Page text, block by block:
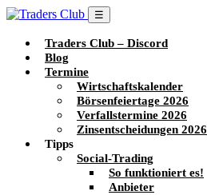
☰
Traders Club – Discord
Blog
Termine
Wirtschaftskalender
Börsenfeiertage 2026
Verfallstermine 2026
Zinsentscheidungen 2026
Tipps
Social-Trading
So funktioniert es!
Anbieter